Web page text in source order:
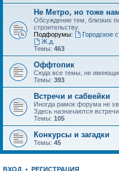
Не Метро, но тоже
Обсуждение тем, близких
строительству.
Подфорумы:
Городское
Ж.д.
Темы: 463
Оффтопик
Сюда все темы, не
Темы: 393
Встречи и сабвейки
Иногда рамок форума не
Здесь назначаются встречи.
Темы: 105
Конкурсы и загадки
Темы: 45
ВХОД • РЕГИСТРАЦИЯ